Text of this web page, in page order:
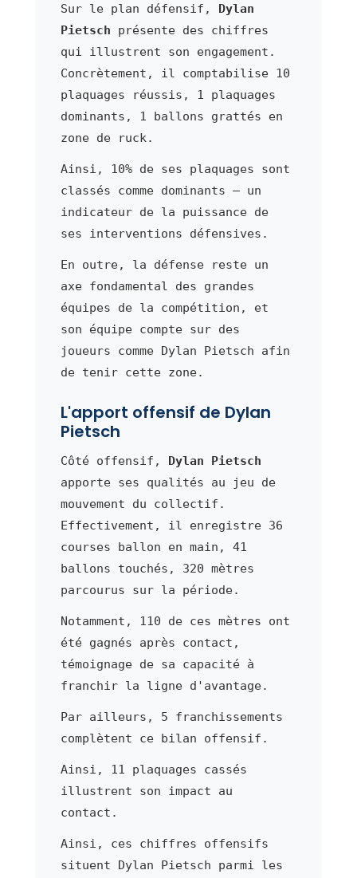
Sur le plan défensif, Dylan
Pietsch présente des chiffres
qui illustrent son engagement.
Concrètement, il comptabilise 10
plaquages réussis, 1 plaquages
dominants, 1 ballons grattés en
zone de ruck.
Ainsi, 10% de ses plaquages sont
classés comme dominants — un
indicateur de la puissance de
ses interventions défensives.
En outre, la défense reste un
axe fondamental des grandes
équipes de la compétition, et
son équipe compte sur des
joueurs comme Dylan Pietsch afin
de tenir cette zone.
L'apport offensif de Dylan
Pietsch
Côté offensif, Dylan Pietsch
apporte ses qualités au jeu de
mouvement du collectif.
Effectivement, il enregistre 36
courses ballon en main, 41
ballons touchés, 320 mètres
parcourus sur la période.
Notamment, 110 de ces mètres ont
été gagnés après contact,
témoignage de sa capacité à
franchir la ligne d'avantage.
Par ailleurs, 5 franchissements
complètent ce bilan offensif.
Ainsi, 11 plaquages cassés
illustrent son impact au
contact.
Ainsi, ces chiffres offensifs
situent Dylan Pietsch parmi les